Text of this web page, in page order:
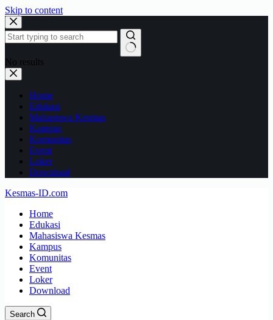
Skip to content
No results
Home
Edukasi
Mahasiswa Kesmas
Kampus
Komunitas
Event
Loker
Download
Kesmas-ID.com
Home
Edukasi
Mahasiswa Kesmas
Kampus
Komunitas
Event
Loker
Download
Search